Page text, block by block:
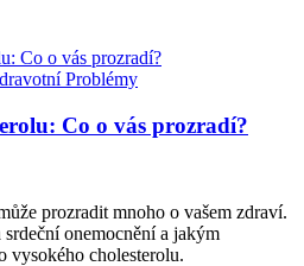
Problémy
Co o vás prozradí?
prozradit mnoho o vašem zdraví.
srdeční onemocnění a jakým
vysokého cholesterolu.